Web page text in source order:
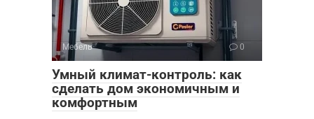
Мебель 0
Умный климат-контроль: как
сделать дом экономичным и
комфортным